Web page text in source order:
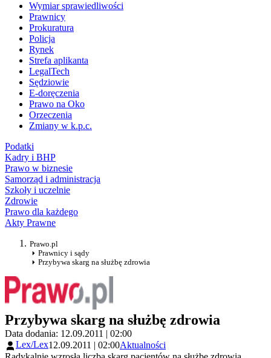
Wymiar sprawiedliwości
Prawnicy
Prokuratura
Policja
Rynek
Strefa aplikanta
LegalTech
Sędziowie
E-doręczenia
Prawo na Oko
Orzeczenia
Zmiany w k.p.c.
Podatki
Kadry i BHP
Prawo w biznesie
Samorząd i administracja
Szkoły i uczelnie
Zdrowie
Prawo dla każdego
Akty Prawne
Prawo.pl
Prawnicy i sądy
Przybywa skarg na służbę zdrowia
Przybywa skarg na służbę zdrowia
Data dodania: 12.09.2011 | 02:00
Lex/Lex12.09.2011 | 02:00Aktualności